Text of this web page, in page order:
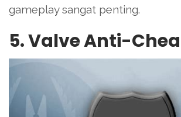
gameplay sangat penting.
5. Valve Anti-